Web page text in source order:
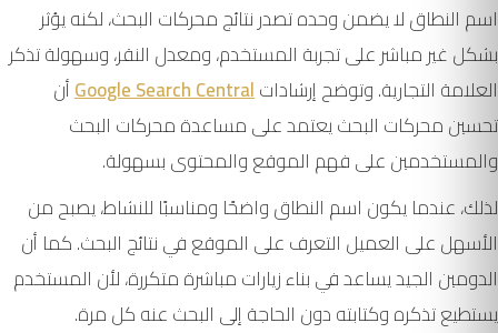
اسم النطاق لا يضمن وحده تصدر نتائج محركات البحث، لكنه يؤثر
بشكل غير مباشر على تجربة المستخدم، ومعدل النقر، وسهولة تذكر
العلامة التجارية. وتوضح إرشاداتGoogle Search Centralأن
تحسين محركات البحث يعتمد على مساعدة محركات البحث
والمستخدمين على فهم الموقع والمحتوى بسهولة.
لذلك، عندما يكون اسم النطاق واضحًا ومناسبًا للنشاط، يصبح من
الأسهل على العميل التعرف على الموقع في نتائج البحث. كما أن
الدومين الجيد يساعد في بناء زيارات مباشرة متكررة، لأن المستخدم
يستطيع تذكره وكتابته دون الحاجة إلى البحث عنه كل مرة.